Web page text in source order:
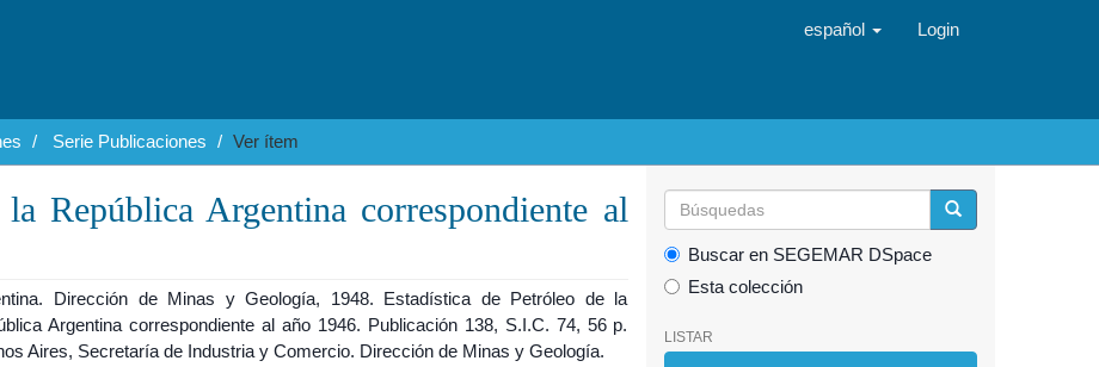
español Login
Serie Publicaciones Ver ítem
República Argentina correspondiente al
Dirección de Minas y Geología, 1948. Estadística de Petróleo de la
Argentina correspondiente al año 1946. Publicación 138, S.I.C. 74, 56 p.
Aires, Secretaría de Industria y Comercio. Dirección de Minas y Geología.
Buscar en SEGEMAR DSpace
Esta colección
LISTAR